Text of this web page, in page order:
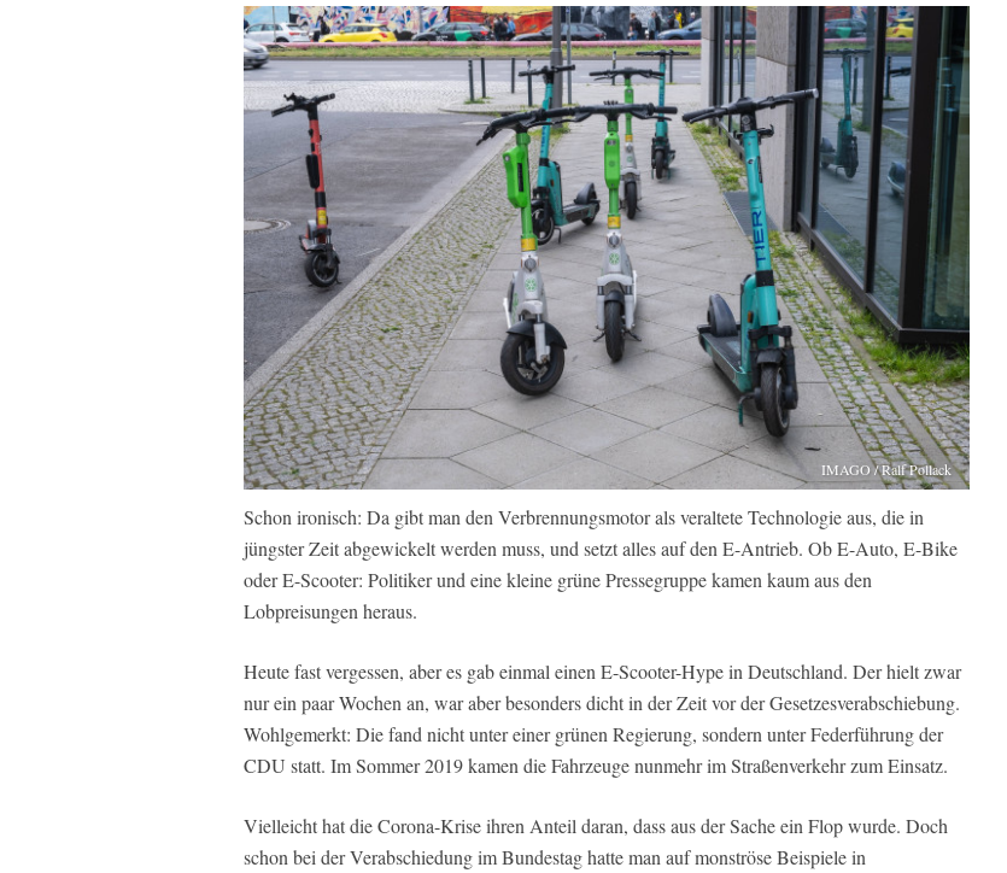
IMAGO / Ralf Pollack
Schon ironisch: Da gibt man den Verbrennungsmotor als veraltete Technologie aus, die in
jüngster Zeit abgewickelt werden muss, und setzt alles auf den E-Antrieb. Ob E-Auto, E-Bike
oder E-Scooter: Politiker und eine kleine grüne Pressegruppe kamen kaum aus den
Lobpreisungen heraus.
Heute fast vergessen, aber es gab einmal einen E-Scooter-Hype in Deutschland. Der hielt zwar
nur ein paar Wochen an, war aber besonders dicht in der Zeit vor der Gesetzesverabschiebung.
Wohlgemerkt: Die fand nicht unter einer grünen Regierung, sondern unter Federführung der
CDU statt. Im Sommer 2019 kamen die Fahrzeuge nunmehr im Straßenverkehr zum Einsatz.
Vielleicht hat die Corona-Krise ihren Anteil daran, dass aus der Sache ein Flop wurde. Doch
schon bei der Verabschiedung im Bundestag hatte man auf monströse Beispiele in